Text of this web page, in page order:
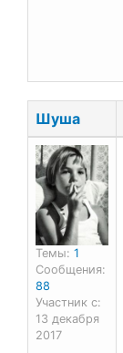
Шуша
Темы: 1
Сообщения:
88
Участник с:
13 декабря
2017